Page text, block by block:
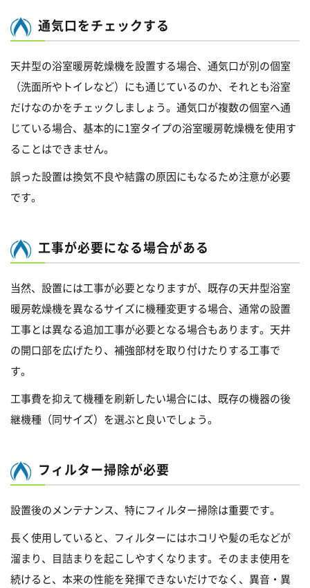
通気口をチェックする
天井型の浴室暖房乾燥機を設置する場合、通気口が別の個室
（洗面所やトイレなど）にも通じているのか、それとも浴室
だけなのかをチェックしましょう。通気口が複数の個室へ通
じている場合、基本的に1室タイプの浴室暖房乾燥機を使用す
ることはできません。
誤った設置は換気不良や結露の原因にもなるため注意が必要
です。
工事が必要になる場合がある
当然、設置には工事が必要となりますが、既存の天井型浴室
暖房乾燥機を異なるサイズに機種変更する場合、通常の設置
工事とは異なる追加工事が必要となる場合もあります。天井
の開口部を広げたり、補強部材を取り付けたりする工事で
す。
工事費を抑えて機種を刷新したい場合には、既存の機器の後
継機種（同サイズ）を選ぶと良いでしょう。
フィルター掃除が必要
設置後のメンテナンス、特にフィルター掃除は重要です。
長く使用していると、フィルターにはホコリや髪の毛などが
溜まり、目詰まりを起こしやすくなります。そのまま使用を
続けると、本来の性能を発揮できないだけでなく、異音・異